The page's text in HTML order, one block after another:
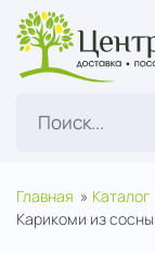
ЦентроСад
Главная Каталог
Карикоми из